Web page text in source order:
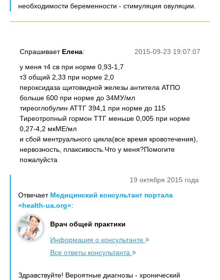
необходимости беременности - стимуляция овуляции.
2015-09-23 19:07:07
Спрашивает Елена:
у меня т4 св при норме 0,93-1,7
т3 общий 2,33 при норме 2,0
пероксидаза щитовидной железы антитела АТПО
больше 600 при норме до 34МУ/мл
тиреоглобулин АТТГ 394,1 при норме до 115
Тиреотропный гормон ТТГ меньше 0,005 при норме
0,27-4,2 мкМЕ/мл
и сбой ментруального цикла(все время кровотечения),
нервозность, плаксивость.Что у меня?Помогите
пожалуйста
19 октября 2015 года
Отвечает Медицинский консультант портала
«health-ua.org»:
Врач общей практики
Информация о консультанте
Все ответы консультанта
Здравствуйте! Вероятные диагнозы - хронический